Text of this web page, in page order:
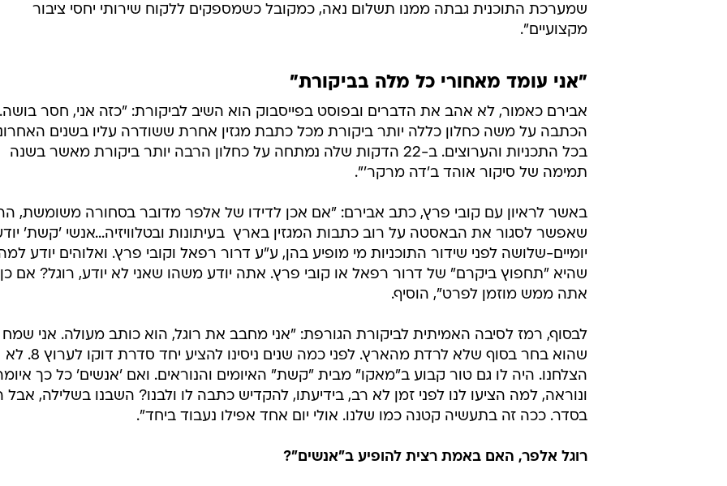
שמערכת התוכנית גבתה ממנו תשלום נאה, כמקובל כשמספקים ללקוח שירותי יחסי ציבור
מקצועיים".
"אני עומד מאחורי כל מלה בביקורת"
אבירם כאמור, לא אהב את הדברים ובפוסט בפייסבוק הוא השיב לביקורת: "כזה אני, חסר בושה.
הכתבה על משה כחלון כללה יותר ביקורת מכל כתבת מגזין אחרת ששודרה עליו בשנים
בכל התכניות והערוצים. ב-22 הדקות שלה נמתחה על כחלון הרבה יותר ביקורת מאשר בשנה
תמימה של סיקור אוהד ב'דה מרקר'".
באשר לראיון עם קובי פרץ, כתב אבירם: "אם אכן לדידו של אלפר מדובר בסחורה משומשת,
שאפשר לסגור את הבאסטה על רוב כתבות המגזין בארץ  בעיתונות ובטלוויזיה...אנשי 'קשת'
יומיים-שלושה לפני שידור התוכניות מי מופיע בהן, ע"ע דרור רפאל וקובי פרץ. ואלוהים יודע
שהיא "תחפוץ ביקרם" של דרור רפאל או קובי פרץ. אתה יודע משהו שאני לא יודע, רוגל? אם
אתה ממש מוזמן לפרט", הוסיף.
לבסוף, רמז לסיבה האמיתית לביקורת הגורפת: "אני מחבב את רוגל, הוא כותב מעולה. אני שמח
שהוא בחר בסוף שלא לרדת מהארץ. לפני כמה שנים ניסינו להציע יחד סדרת דוקו לערוץ 8. לא
הצלחנו. היה לו גם טור קבוע ב"מאקו" מבית "קשת" האיומים והנוראים. ואם 'אנשים' כל כך
ונוראה, למה הציעו לנו לפני זמן לא רב, בידיעתו, להקדיש כתבה לו ולבנו? השבנו בשלילה, אבל
בסדר. ככה זה בתעשיה קטנה כמו שלנו. אולי יום אחד אפילו נעבוד ביחד".
רוגל אלפר, האם באמת רצית להופיע ב"אנשים"?